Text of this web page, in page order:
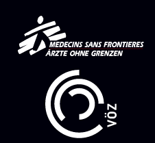
SVG Datei
SVG Datei